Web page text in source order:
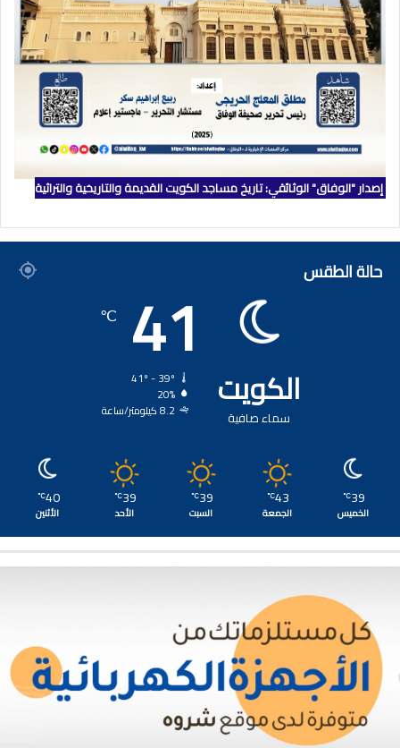
إصدار "الوفاق" الوثائقي: تاريخ مساجد الكويت القديمة والتاريخية والتراثية
حالة الطقس
الكويت
سماء صافية
41
℃
20%
8.2 كيلومتر/ساعة
39
℃
الخميس
43
℃
الجمعة
39
℃
السبت
39
℃
الأحد
40
℃
الأثنين